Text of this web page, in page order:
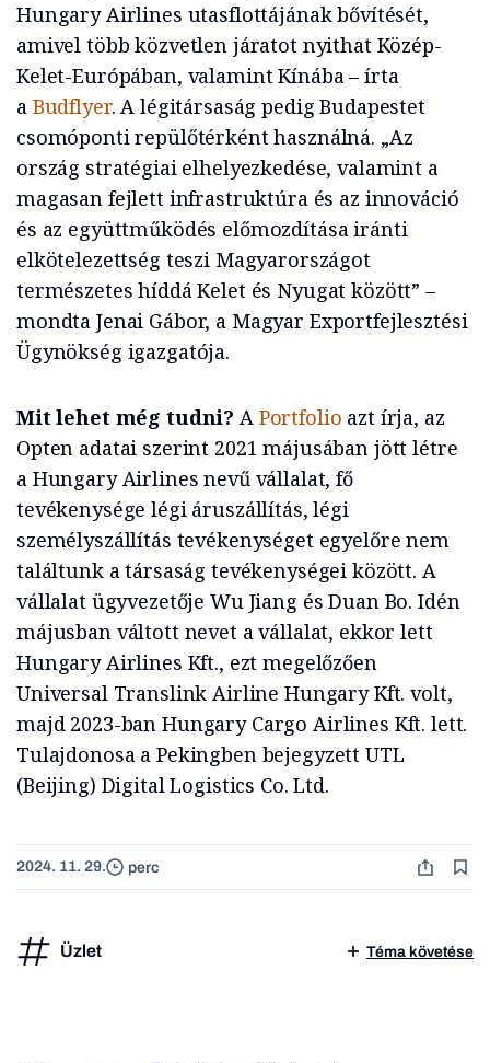
Hungary Airlines utasflottájának bővítését,
amivel több közvetlen járatot nyithat Közép-
Kelet-Európában, valamint Kínába – írta
a Budflyer. A légitársaság pedig Budapestet
csomóponti repülőtérként használná. „Az
ország stratégiai elhelyezkedése, valamint a
magasan fejlett infrastruktúra és az innováció
és az együttműködés előmozdítása iránti
elkötelezettség teszi Magyarországot
természetes híddá Kelet és Nyugat között” –
mondta Jenai Gábor, a Magyar Exportfejlesztési
Ügynökség igazgatója.
Mit lehet még tudni? A Portfolio azt írja, az
Opten adatai szerint 2021 májusában jött létre
a Hungary Airlines nevű vállalat, fő
tevékenysége légi áruszállítás, légi
személyszállítás tevékenységet egyelőre nem
találtunk a társaság tevékenységei között. A
vállalat ügyvezetője Wu Jiang és Duan Bo. Idén
májusban váltott nevet a vállalat, ekkor lett
Hungary Airlines Kft., ezt megelőzően
Universal Translink Airline Hungary Kft. volt,
majd 2023-ban Hungary Cargo Airlines Kft. lett.
Tulajdonosa a Pekingben bejegyzett UTL
(Beijing) Digital Logistics Co. Ltd.
2024. 11. 29. perc
Üzlet Téma követése